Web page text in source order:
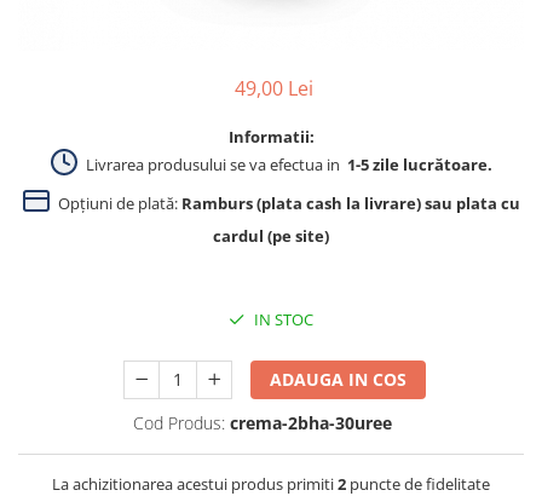
49,00 Lei
Informatii:
Livrarea produsului se va efectua in 1-5 zile lucrătoare.
Opțiuni de plată: Ramburs (plata cash la livrare) sau plata cu
cardul (pe site)
IN STOC
ADAUGA IN COS
Cod Produs: crema-2bha-30uree
La achizitionarea acestui produs primiti2 puncte de fidelitate